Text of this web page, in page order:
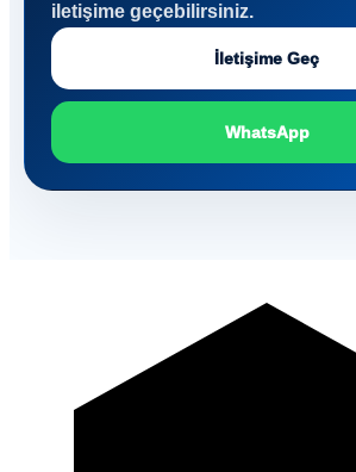
iletişime geçebilirsiniz.
İletişime Geç
WhatsApp